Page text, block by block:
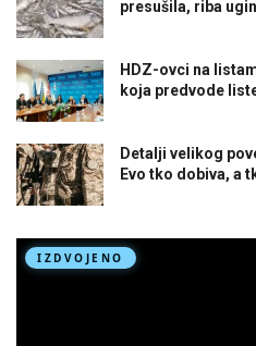
presušila, riba
HDZ-ovci na
koja predvode
Detalji velikog
Evo tko dobiva, a